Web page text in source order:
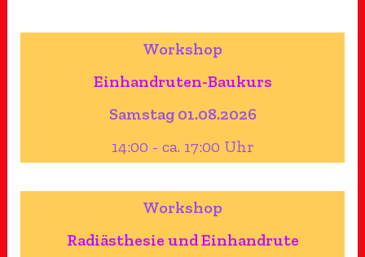
Workshop
Einhandruten-Baukurs
Samstag 01.08.2026
14:00 - ca. 17:00 Uhr
Workshop
Radiästhesie und Einhandrute